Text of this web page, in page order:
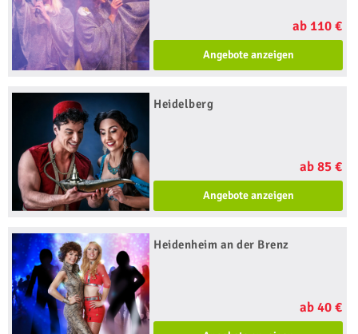
ab 110 €
Angebote anzeigen
Heidelberg
ab 85 €
Angebote anzeigen
Heidenheim an der Brenz
ab 40 €